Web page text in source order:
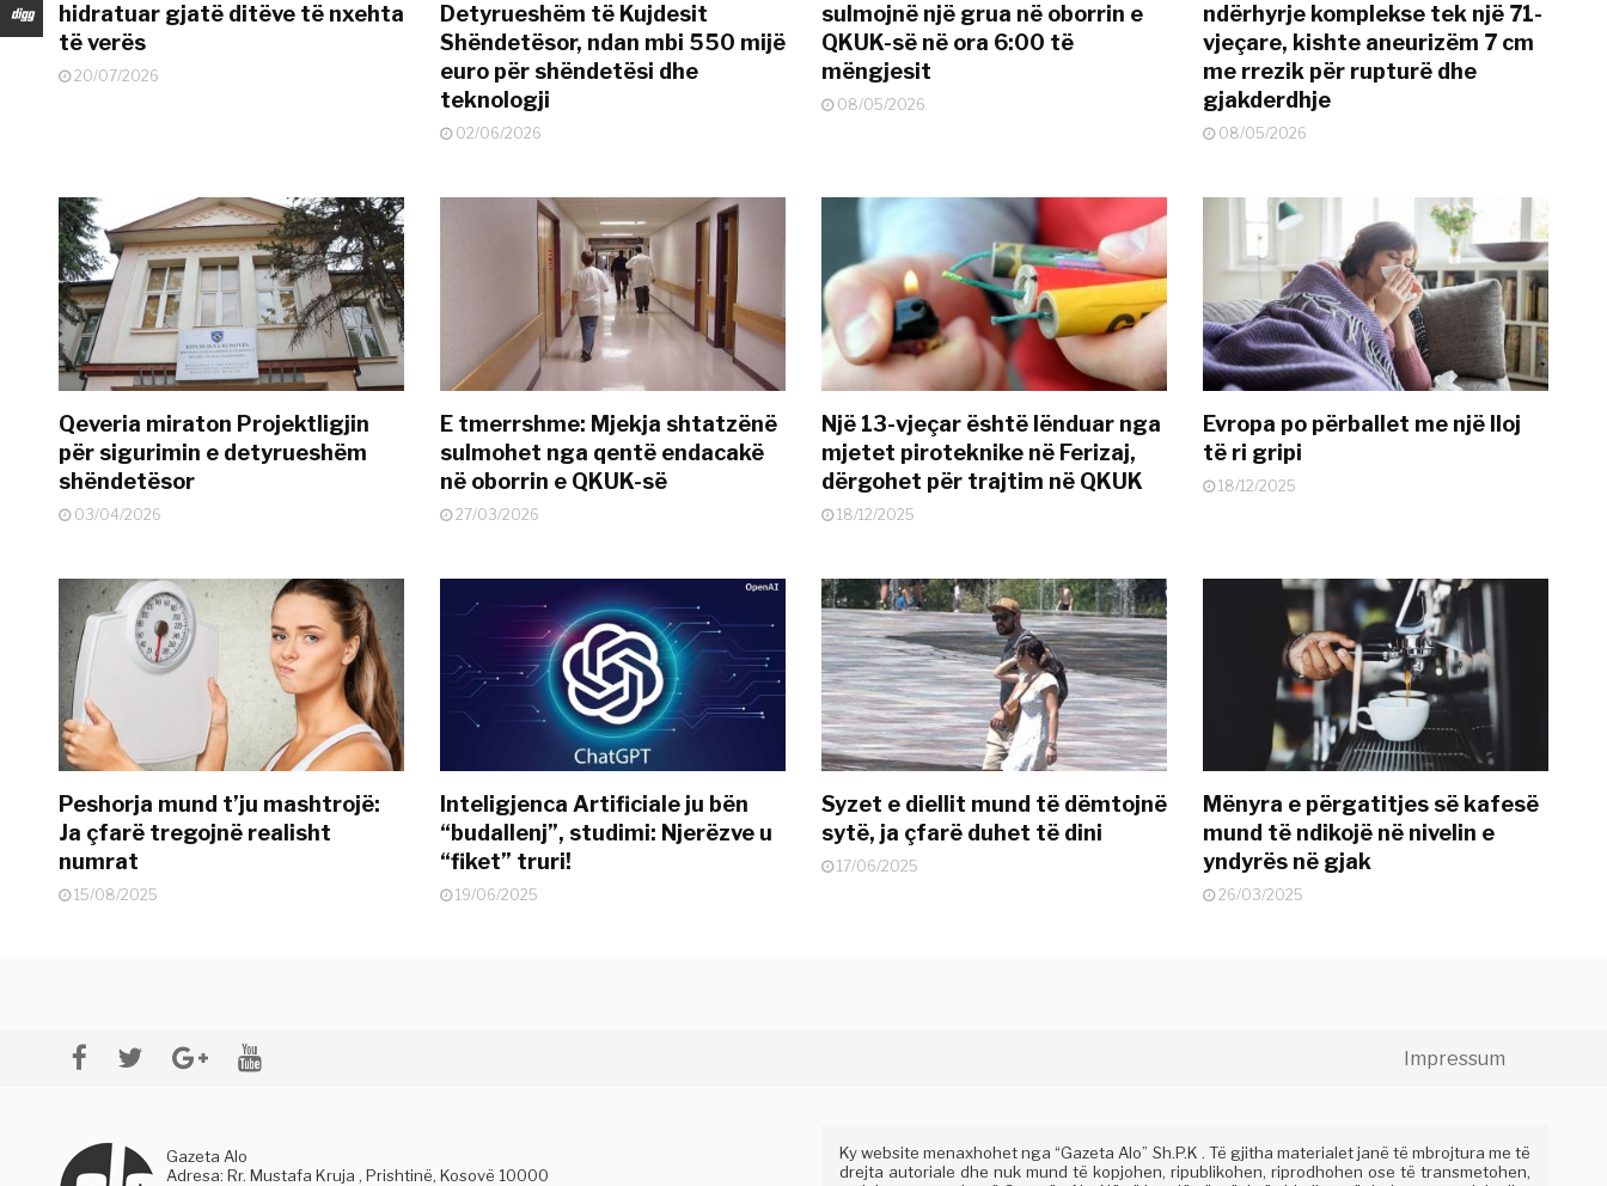
hidratuar gjatë ditëve të nxehta
të verës
20/07/2026
Detyrueshëm të Kujdesit
Shëndetësor, ndan mbi 550 mijë
euro për shëndetësi dhe
teknologji
02/06/2026
sulmojnë një grua në oborrin e
QKUK-së në ora 6:00 të
mëngjesit
08/05/2026
ndërhyrje komplekse tek një 71-
vjeçare, kishte aneurizëm 7 cm
me rrezik për rupturë dhe
gjakderdhje
08/05/2026
Qeveria miraton Projektligjin
për sigurimin e detyrueshëm
shëndetësor
03/04/2026
E tmerrshme: Mjekja shtatzënë
sulmohet nga qentë endacakë
në oborrin e QKUK-së
27/03/2026
Një 13-vjeçar është lënduar nga
mjetet piroteknike në Ferizaj,
dërgohet për trajtim në QKUK
18/12/2025
Evropa po përballet me një lloj
të ri gripi
18/12/2025
Peshorja mund t’ju mashtrojë:
Ja çfarë tregojnë realisht
numrat
15/08/2025
Inteligjenca Artificiale ju bën
“budallenj”, studimi: Njerëzve u
“fiket” truri!
19/06/2025
Syzet e diellit mund të dëmtojnë
sytë, ja çfarë duhet të dini
17/06/2025
Mënyra e përgatitjes së kafesë
mund të ndikojë në nivelin e
yndyrës në gjak
26/03/2025
Impressum
Gazeta Alo
Adresa: Rr. Mustafa Kruja , Prishtinë, Kosovë 10000
Ky website menaxhohet nga “Gazeta Alo” Sh.P.K . Të gjitha materialet janë të mbrojtura me të
drejta autoriale dhe nuk mund të kopjohen, ripublikohen, riprodhohen ose të transmetohen,